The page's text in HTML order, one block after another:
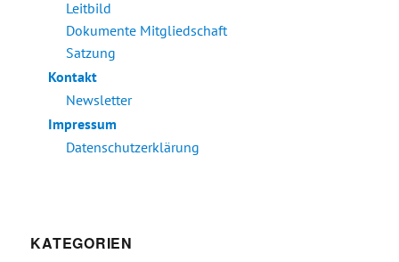
Leitbild
Dokumente Mitgliedschaft
Satzung
Kontakt
Newsletter
Impressum
Datenschutzerklärung
KATEGORIEN